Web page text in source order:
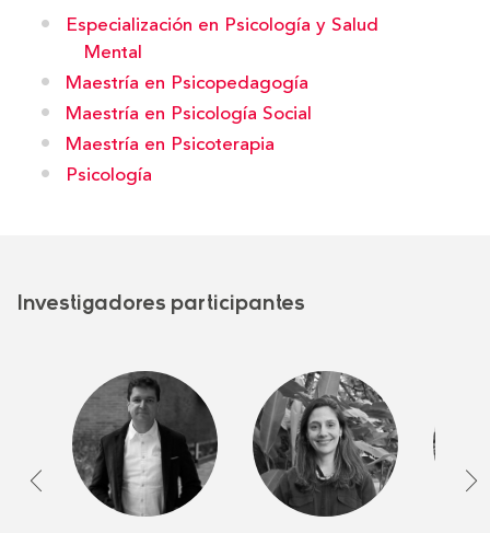
Especialización en Psicología y Salud
Mental
Maestría en Psicopedagogía
Maestría en Psicología Social
Maestría en Psicoterapia
Psicología
Investigadores participantes